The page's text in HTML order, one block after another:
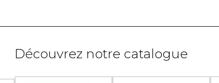
Découvrez notre catalogue